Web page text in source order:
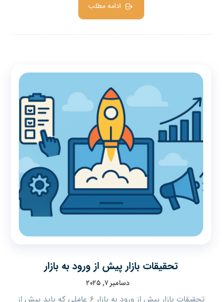
ادامه مطلب
تحقیقات بازار پیش از ورود به بازار
دسامبر ۷, ۲۰۲۵
تحقیقات بازار پیش از ورود به بازار ۶ عاملی که باید پیش از